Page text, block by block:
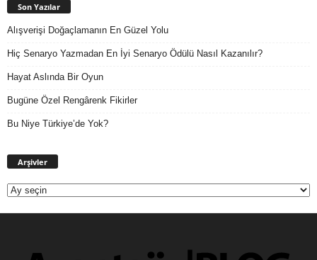
Son Yazılar
Alışverişi Doğaçlamanın En Güzel Yolu
Hiç Senaryo Yazmadan En İyi Senaryo Ödülü Nasıl Kazanılır?
Hayat Aslında Bir Oyun
Bugüne Özel Rengârenk Fikirler
Bu Niye Türkiye’de Yok?
Arşivler